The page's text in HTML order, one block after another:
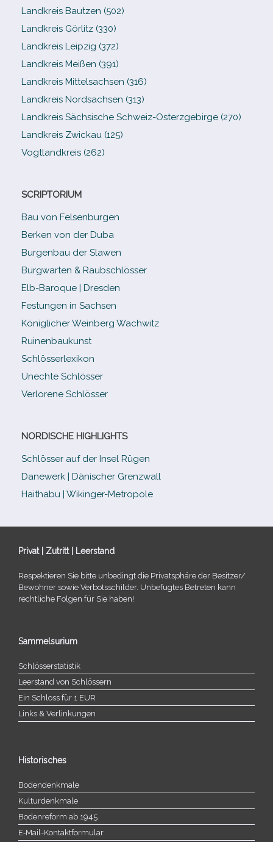
Landkreis Bautzen (502)
Landkreis Görlitz (330)
Landkreis Leipzig (372)
Landkreis Meißen (391)
Landkreis Mittelsachsen (316)
Landkreis Nordsachsen (313)
Landkreis Sächsische Schweiz-​Osterzgebirge (270)
Landkreis Zwickau (125)
Vogtlandkreis (262)
SCRIPTORIUM
Bau von Felsenburgen
Berken von der Duba
Burgenbau der Slawen
Burgwarten & Raubschlösser
Elb-​Baroque | Dresden
Festungen in Sachsen
Königlicher Weinberg Wachwitz
Ruinenbaukunst
Schlösserlexikon
Unechte Schlösser
Verlorene Schlösser
NORDISCHE HIGHLIGHTS
Schlösser auf der Insel Rügen
Danewerk | Dänischer Grenzwall
Haithabu | Wikinger-Metropole
Privat | Zutritt | Leerstand
Respektieren Sie bitte unbe­dingt die Privatsphäre der Besitzer/​
Bewohner sowie Verbotsschilder. Unbefugtes Betreten kann
recht­li­che Folgen für Sie haben!
Sammelsurium
Schlösserstatistik
Leerstand von Schlössern
Ein Schloss für 1 EUR
Links & Verlinkungen
Historisches
Bodendenkmale
Kulturdenkmale
Bodenreform ab 1945
E‑Mail-​​Kontaktformular